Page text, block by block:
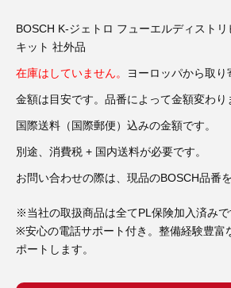
ホイールロック取り外しツール（6）
3D プリンターペン（8）
その他（12）
BOSCH K-ジェトロ フューエルディストリ
キット 社外品
在庫はしていません。 ヨーロッパから取り
金額は目安です。品番によって金額変わり
国際送料（国際郵便）込みの金額です。
別途、消費税 + 国内送料が必要です。
お問い合わせの際は、現品のBOSCH品番
※当社の取扱商品は全てPL保険加入済みで
※安心の電話サポート付き。整備経験豊富
ポートします。